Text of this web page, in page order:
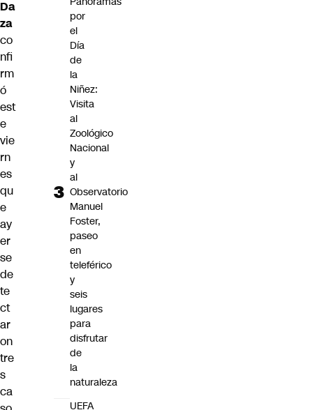
Da
za
co
nfi
rm
ó
est
e
vie
rn
es
qu
e
ay
er
se
de
te
ct
ar
on
tre
s
ca
por
el
Día
de
la
Niñez:
Visita
al
Zoológico
Nacional
y
al
Observatorio
Manuel
Foster,
paseo
en
teleférico
y
seis
lugares
para
disfrutar
de
la
naturaleza
UEFA